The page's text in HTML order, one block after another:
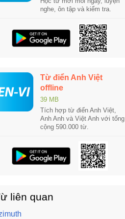
nghe, ôn tập và kiểm tra.
Từ điển Anh Việt
offline
39 MB
Tích hợp từ điển Anh Việt,
Anh Anh và Việt Anh với tổng
cộng 590.000 từ.
liên quan